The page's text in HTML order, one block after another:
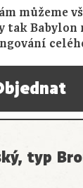
můžeme
Babylon
typ